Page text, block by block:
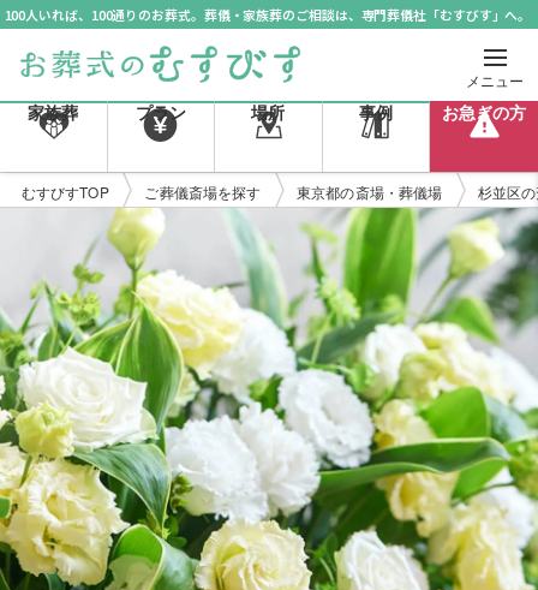
100人いれば、100通りのお葬式。葬儀・家族葬のご相談は、専門葬儀社「むすびす」へ。
メニュー
家族葬 プラン 場所 事例 お急ぎの方
むすびすTOP ご葬儀斎場を探す 東京都の斎場・葬儀場 杉並区